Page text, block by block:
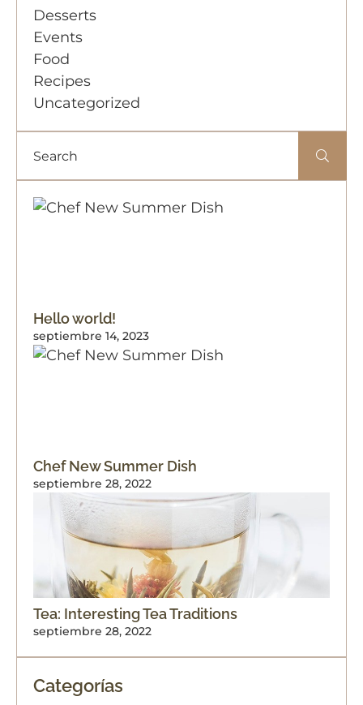
Desserts
Events
Food
Recipes
Uncategorized
Hello world!
septiembre 14, 2023
Chef New Summer Dish
septiembre 28, 2022
Tea: Interesting Tea Traditions
septiembre 28, 2022
Categorías